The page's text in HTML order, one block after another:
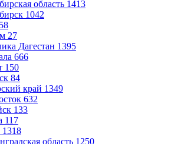
область 1413
1042
58
27
Дагестан 1395
666
150
84
край 1349
632
133
117
1318
область 1250